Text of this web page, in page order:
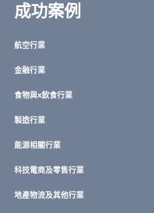
成功案例
航空行業
金融行業
食物與x飲食行業
製造行業
能源相關行業
科技電商及零售行業
地產物流及其他行業